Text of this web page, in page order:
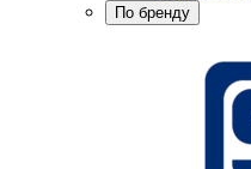
По бренду